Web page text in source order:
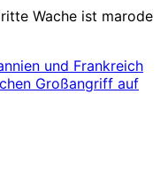
Wache ist marode
und Frankreich
Großangriff auf